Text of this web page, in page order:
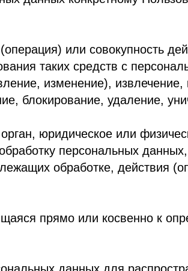
извлечение,
удаление, уничтожение
или физическое лицо,
персональных данных, а также
действия (операции),
или косвенно к
данных для распространения, —
данных путем дачи
для распространения).